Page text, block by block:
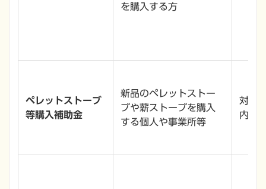
を購入する方
ペレットストーブ
等購入補助金
新品のペレットストー
ブや薪ストーブを購入
する個人や事業所等
対象
内